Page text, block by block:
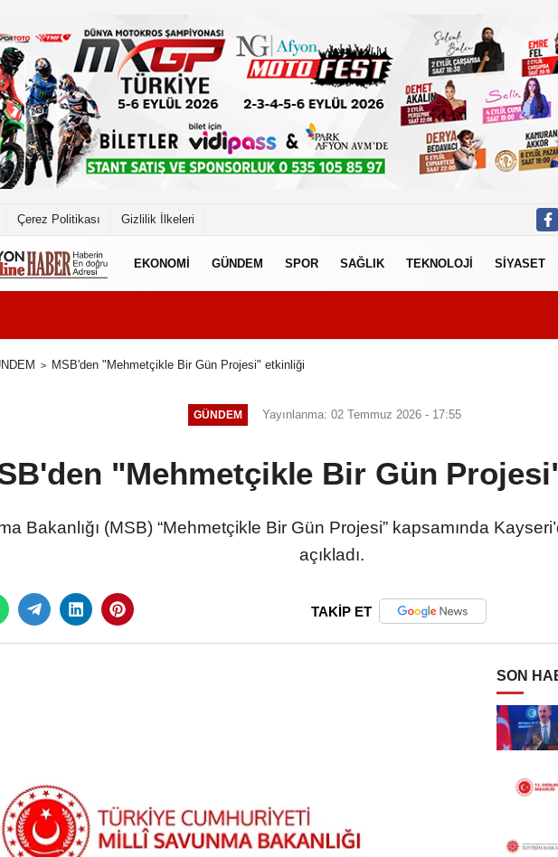
Çerez Politikası Gizlilik İlkeleri
EKONOMİ GÜNDEM SPOR SAĞLIK TEKNOLOJİ SİYASET
MSB'den "Mehmetçikle Bir Gün Projesi" etkinliği
GÜNDEM Yayınlanma: 02 Temmuz 2026 - 17:55
"Mehmetçikle Bir Gün
Bakanlığı (MSB) “Mehmetçikle Bir Gün Projesi” kapsamında
açıkladı.
TAKİP ET
SON